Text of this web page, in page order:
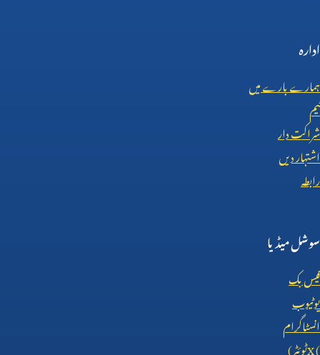
ادارہ
ہمارے بارے میں
ٹیم
شراکت دار
اشتہار دیں
رابطہ
سوشل میڈیا
فیس بک
یوٹیوب
انسٹاگرام
X (ٹوئٹر)